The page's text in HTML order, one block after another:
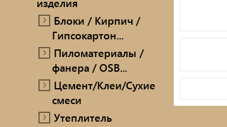
Утеплитель
Блоки / Кирпич /
Гипсокартон...
Пиломатериалы /
фанера / OSB...
Цемент/Клеи/Сухие
смеси
Утеплитель